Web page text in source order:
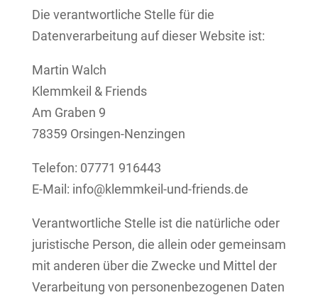
Die verantwortliche Stelle für die
Datenverarbeitung auf dieser Website ist:
Martin Walch
Klemmkeil & Friends
Am Graben 9
78359 Orsingen-Nenzingen
Telefon: 07771 916443
E-Mail: info@klemmkeil-und-friends.de
Verantwortliche Stelle ist die natürliche oder
juristische Person, die allein oder gemeinsam
mit anderen über die Zwecke und Mittel der
Verarbeitung von personenbezogenen Daten